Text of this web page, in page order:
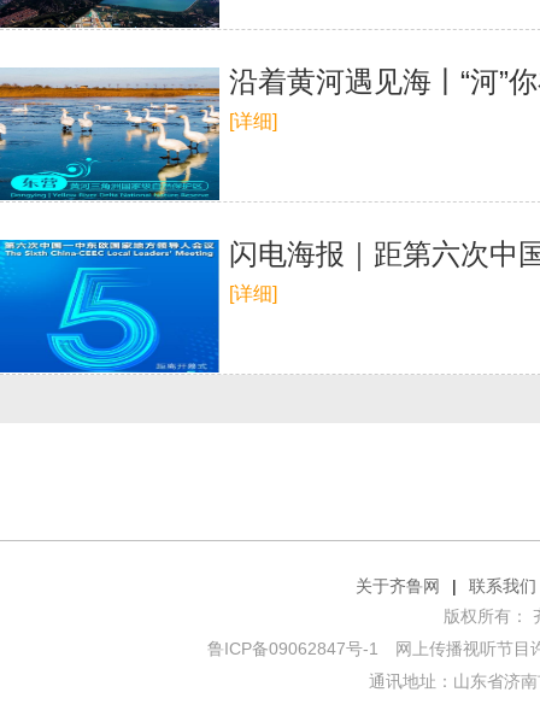
沿着黄河遇见海丨“河”
[详细]
闪电海报｜距第六次中
[详细]
关于齐鲁网 |
联系我们
版权所有：
鲁ICP备09062847号-1 网上传播视听节目
通讯地址：山东省济